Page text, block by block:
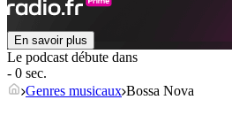
En savoir plus
Le podcast débute dans
- 0 sec.
Genres musicaux Bossa Nova